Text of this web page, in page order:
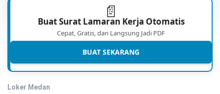
📄
Buat Surat Lamaran Kerja Otomatis
Cepat, Gratis, dan Langsung Jadi PDF
BUAT SEKARANG
Loker Medan